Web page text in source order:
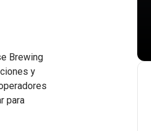
Brewing
y
para